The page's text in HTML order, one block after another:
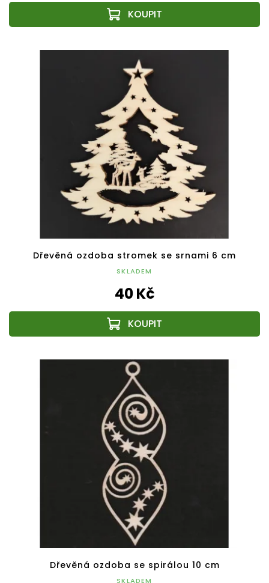
Dřevěná ozdoba stromek se srnami 6 cm
SKLADEM
40 Kč
Dřevěná ozdoba se spirálou 10 cm
SKLADEM